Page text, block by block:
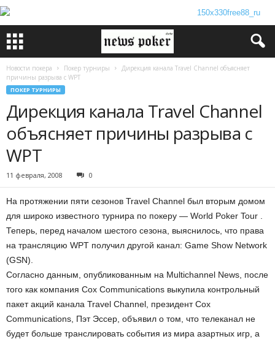
Новости покера Покер турниры
Дирекция канала Travel Channel объясняет
причины разрыва с WPT
ПОКЕР ТУРНИРЫ
Дирекция канала Travel Channel
объясняет причины разрыва с
WPT
11 февраля, 2008 0
На протяжении пяти сезонов Travel Channel был вторым домом
для широко известного турнира по покеру — World Poker Tour .
Теперь, перед началом шестого сезона, выяснилось, что права
на трансляцию WPT получил другой канал: Game Show Network
(GSN).
Согласно данным, опубликованным на Multichannel News, после
того как компания Cox Communications выкупила контрольный
пакет акций канала Travel Channel, президент Cox
Communications, Пэт Эссер, объявил о том, что телеканал не
будет больше транслировать события из мира азартных игр, а